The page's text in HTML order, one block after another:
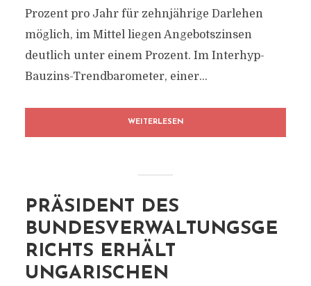
Prozent pro Jahr für zehnjährige Darlehen
möglich, im Mittel liegen Angebotszinsen
deutlich unter einem Prozent. Im Interhyp-
Bauzins-Trendbarometer, einer...
WEITERLESEN
PRÄSIDENT DES
BUNDESVERWALTUNGSGE
RICHTS ERHÄLT
UNGARISCHEN